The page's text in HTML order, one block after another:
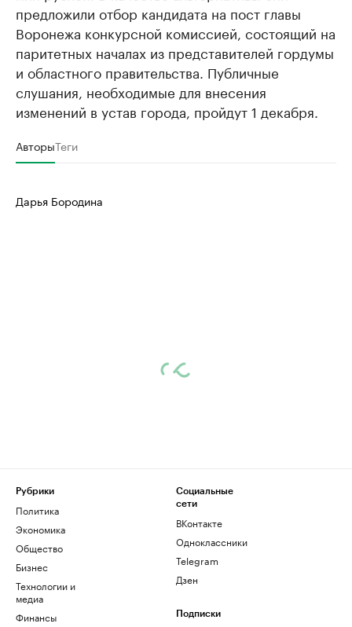
предложили отбор кандидата на пост главы
Воронежа конкурсной комиссией, состоящий на
паритетных началах из представителей гордумы
и областного правительства. Публичные
слушания, необходимые для внесения
изменений в устав города, пройдут 1 декабря.
АвторыТеги
Дарья Бородина
Рубрики
Политика
Экономика
Общество
Бизнес
Технологии и
медиа
Финансы
Социальные
сети
ВКонтакте
Одноклассники
Telegram
Дзен
Подписки